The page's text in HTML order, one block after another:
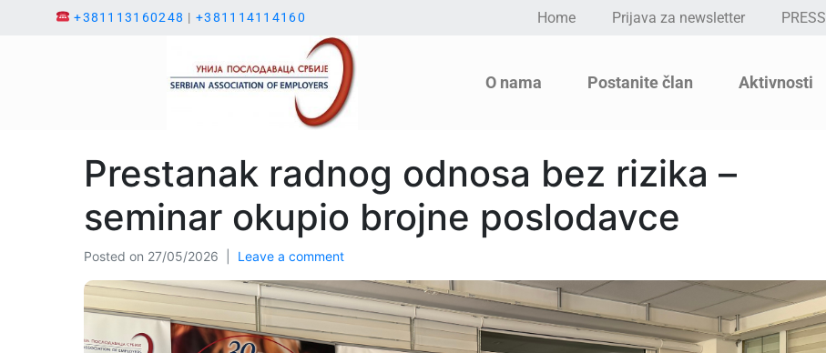
+381113160248 |+381114114160 Home Prijava za newsletter PRESS
O nama Postanite član Aktivnosti
Prestanak radnog odnosa bez rizika –
seminar okupio brojne poslodavce
Posted on 27/05/2026 Leave a comment